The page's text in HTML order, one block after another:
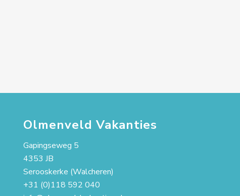
Olmenveld Vakanties
Gapingseweg 5
4353 JB
Serooskerke (Walcheren)
+31 (0)118 592 040